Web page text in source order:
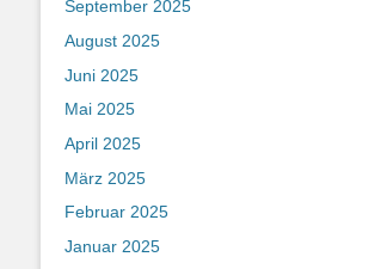
September 2025
August 2025
Juni 2025
Mai 2025
April 2025
März 2025
Februar 2025
Januar 2025